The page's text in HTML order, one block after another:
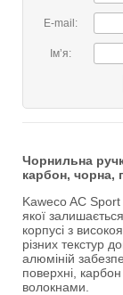
E-mail:
Імʼя:
Чорнильна
карбон, чорна,
Kaweco AC
якої
корпусі з
різних текстур
алюміній
поверхні,
волокнами.